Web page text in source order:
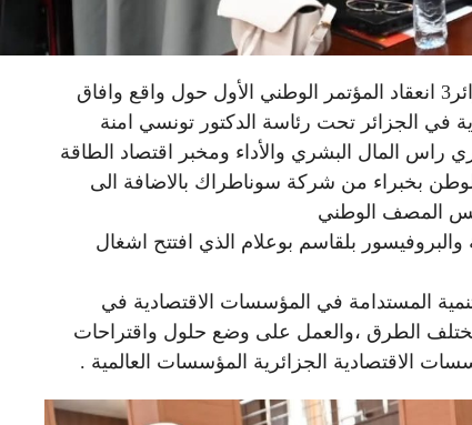
تم اليوم بتاريخ 01جوان2026 برحاب كلية العلوم الاقتصادية بجامعة الجزائر3 انعقاد المؤتمر الوطني الأول حول واقع وافاق
في الجزائر تحت رئاسة الدكتور تونسي امنة
راس المال البشري والأداء ومخبر اقتصاد الطاقة
بخبراء من شركة سوناطراك بالاضافة الى
المصف الوطني
بلقاسم بوعلام الذي افتتح اشغال
المستدامة في المؤسسات الاقتصادية في
الطرق ،والعمل على وضع حلول واقتراحات
الاقتصادية الجزائرية المؤسسات العالمية .